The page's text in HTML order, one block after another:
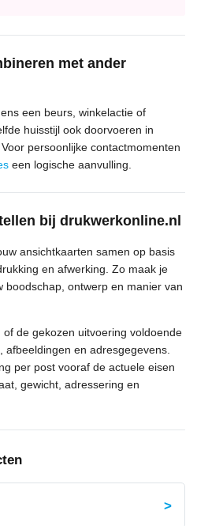
met ander
een beurs, winkelactie of
huisstijl ook doorvoeren in
Voor persoonlijke contactmomenten
een logische aanvulling.
bij drukwerkonline.nl
ansichtkaarten samen op basis
en afwerking. Zo maak je
boodschap, ontwerp en manier van
de gekozen uitvoering voldoende
afbeeldingen en adresgegevens.
per post vooraf de actuele eisen
gewicht, adressering en